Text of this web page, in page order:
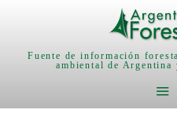
Fuente de información
ambiental de Argentina